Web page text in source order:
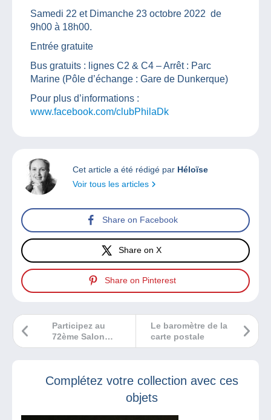
Samedi 22 et Dimanche 23 octobre 2022 de
9h00 à 18h00.
Entrée gratuite
Bus gratuits : lignes C2 & C4 – Arrêt : Parc
Marine (Pôle d’échange : Gare de Dunkerque)
Pour plus d’informations :
www.facebook.com/clubPhilaDk
Cet article a été rédigé par Héloïse
Voir tous les articles
Share on Facebook
Share on X
Share on Pinterest
Le baromètre de la
carte postale
Participez au
72ème Salon
Numismatique de
Complétez votre collection avec ces
objets